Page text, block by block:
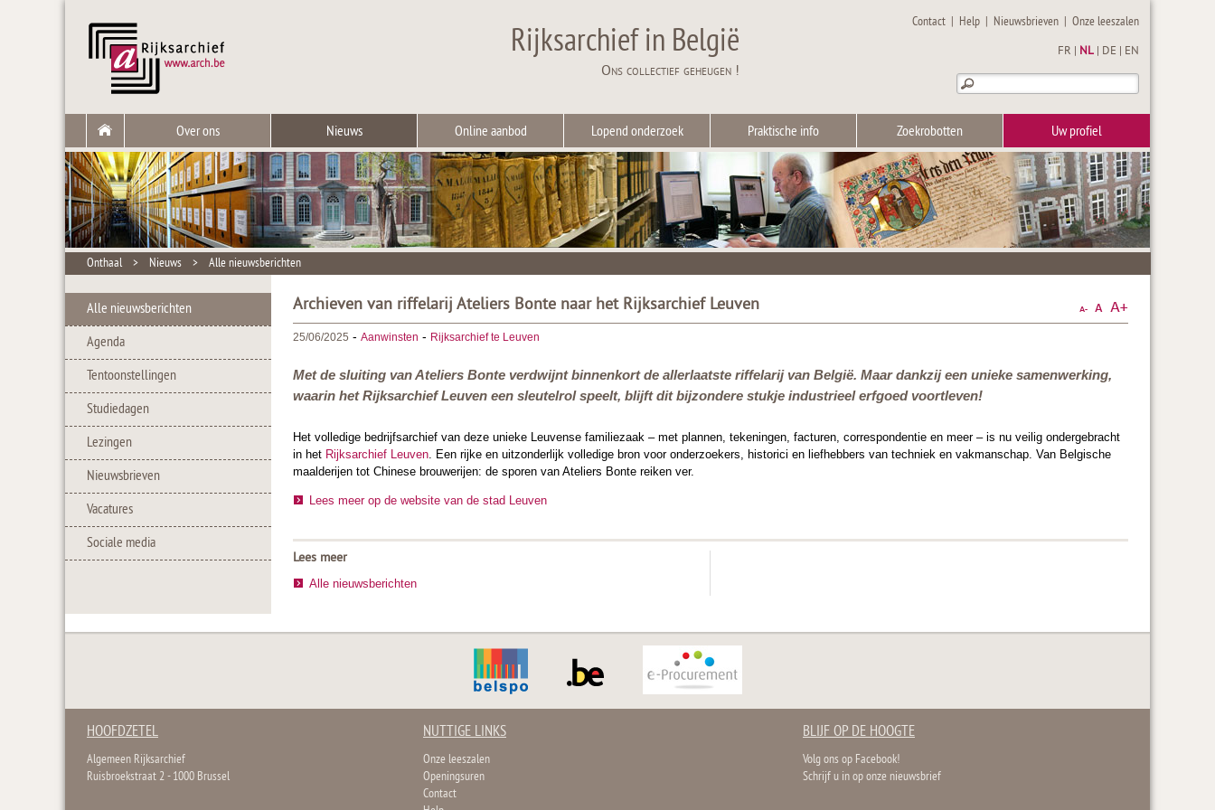
Rijksarchief in België
Ons collectief geheugen !
Contact | Help | Nieuwsbrieven |Onze leeszalen
FR NL DE EN
Over ons Nieuws Online aanbod Lopend onderzoek Praktische info Zoekrobotten Uw profiel
Onthaal > Nieuws > Alle nieuwsberichten
Alle nieuwsberichten
Agenda
Tentoonstellingen
Studiedagen
Lezingen
Nieuwsbrieven
Vacatures
Sociale media
Archieven van riffelarij Ateliers Bonte naar het Rijksarchief Leuven
25/06/2025 - Aanwinsten - Rijksarchief te Leuven
Met de sluiting van Ateliers Bonte verdwijnt binnenkort de allerlaatste riffelarij van België. Maar dankzij een unieke samenwerking,
waarin het Rijksarchief Leuven een sleutelrol speelt, blijft dit bijzondere stukje industrieel erfgoed voortleven!
Het volledige bedrijfsarchief van deze unieke Leuvense familiezaak – met plannen, tekeningen, facturen, correspondentie en meer – is nu veilig ondergebracht
in het Rijksarchief Leuven. Een rijke en uitzonderlijk volledige bron voor onderzoekers, historici en liefhebbers van techniek en vakmanschap. Van Belgische
maalderijen tot Chinese brouwerijen: de sporen van Ateliers Bonte reiken ver.
Lees meer op de website van de stad Leuven
Lees meer
Alle nieuwsberichten
HOOFDZETEL
Algemeen Rijksarchief
Ruisbroekstraat 2 - 1000 Brussel
NUTTIGE LINKS
Onze leeszalen
Openingsuren
Contact
BLIJF OP DE HOOGTE
Volg ons op Facebook!
Schrijf u in op onze nieuwsbrief